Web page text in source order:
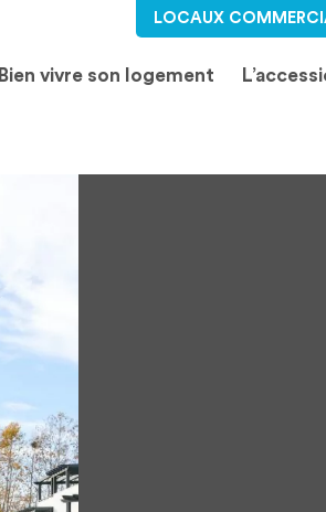
Bien vivre son logement
LOCAUX